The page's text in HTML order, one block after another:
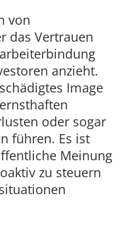
von
das Vertrauen
anzieht.
Image
oder sogar
führen. Es ist
Meinung
zu steuern